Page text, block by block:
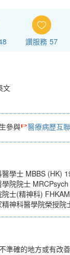
讚服務 57
文
參與 醫療病歷互
學士 MBBS (HK)
院院士
士(精神科)
神科醫學院榮授院
準確的地方或有改